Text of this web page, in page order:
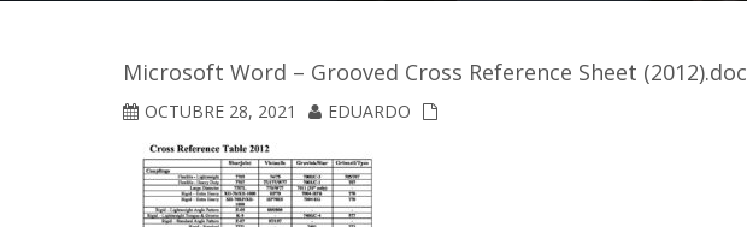
Microsoft Word – Grooved Cross Reference Sheet (2012).doc
OCTUBRE 28, 2021 EDUARDO